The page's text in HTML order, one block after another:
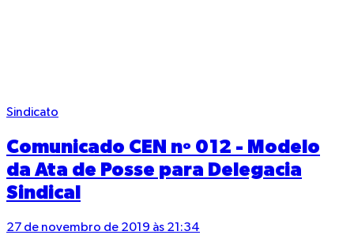
Sindicato
Comunicado CEN nº 012 - Modelo
da Ata de Posse para Delegacia
Sindical
27 de novembro de 2019 às 21:34